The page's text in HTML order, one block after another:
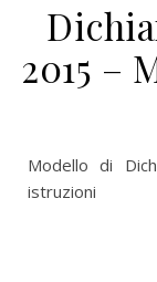
2015 –
Modello di Dichiarazione Iva Base 2015 con relative
istruzioni